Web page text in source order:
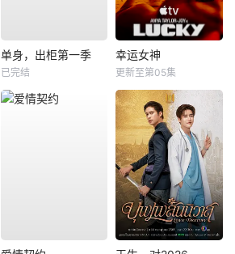
单身，出柜第一季
已完结
幸运女神
更新至第05集